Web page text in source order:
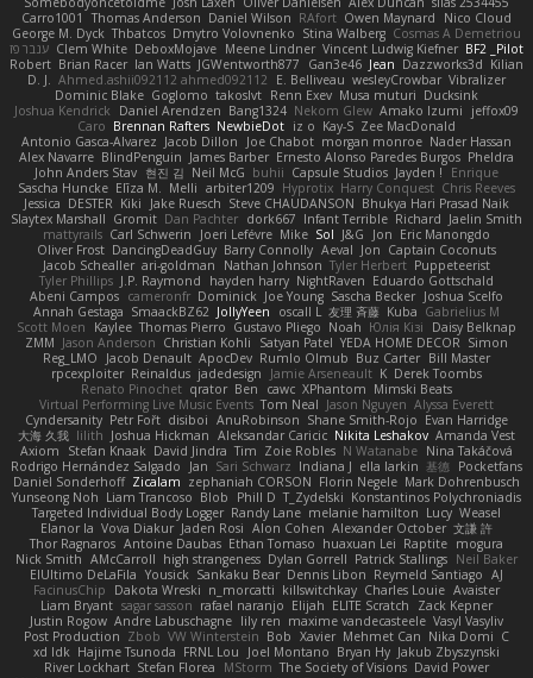
Carro1001
Thomas Anderson Daniel Wilson RAfort Owen Maynard
Nico Cloud
George M. Dyck Thbatcos Dmytro Volovnenko Stina Walberg Cosmas A Demetriou
ענבר פז Clem White DeboxMojave Meene Lindner Vincent Ludwig Kiefner BF2 _Pilot
Robert Brian Racer Ian Watts JGWentworth877 Gan3e46 Jean Dazzworks3d Kilian
D. J. Ahmed.ashii092112 ahmed092112 E. Belliveau wesleyCrowbar Vibralizer
Dominic Blake Goglomo takoslvt Renn Exev Musa muturi Ducksink
Joshua Kendrick
Daniel Arendzen Bang1324 Nekom Glew Amako Izumi
jeffox09
Caro Brennan Rafters NewbieDot iz o Kay-S Zee MacDonald
Antonio Gasca-Alvarez Jacob Dillon Joe Chabot morgan monroe Nader Hassan
Alex Navarre BlindPenguin James Barber Ernesto Alonso Paredes Burgos Pheldra
John Anders Stav 현진 김 Neil McG buhii Capsule Studios Jayden !
Enrique
Sascha Huncke Elīza M. Melli arbiter1209 Hyprotix Harry Conquest Chris Reeves
Jessica DESTER Kiki Jake Ruesch Steve CHAUDANSON Bhukya Hari Prasad Naik
Slaytex Marshall Gromit Dan Pachter dork667 Infant Terrible Richard Jaelin Smith
mattyrails Carl Schwerin Joeri Lefévre Mike Sol J&G Jon Eric Manongdo
Oliver Frost DancingDeadGuy Barry Connolly Aeval Jon Captain Coconuts
Jacob Schealler ari-goldman Nathan Johnson Tyler Herbert Puppeteerist
Tyler Phillips J.P. Raymond hayden harry NightRaven Eduardo Gottschald
Abeni Campos cameronfr Dominick Joe Young Sascha Becker Joshua Scelfo
Annah Gestaga SmaackBZ62 JollyYeen oscall L 友理 斉藤 Kuba Gabrielius M
Scott Moen
Kaylee Thomas Pierro Gustavo Pliego Noah Юлія Кізі
Daisy Belknap
ZMM Jason Anderson Christian Kohli Satyan Patel YEDA HOME DECOR Simon
Reg_LMO
Jacob Denault ApocDev Rumlo Olmub Buz Carter Bill Master
rpcexploiter Reinaldus jadedesign Jamie Arseneault K Derek Toombs
Renato Pinochet qrator Ben cawc XPhantom Mimski Beats
Virtual Performing Live Music Events Tom Neal Jason Nguyen Alyssa Everett
Cyndersanity Petr Fořt disiboi AnuRobinson Shane Smith-Rojo Evan Harridge
大海 久我 lilith Joshua Hickman Aleksandar Caricic Nikita Leshakov Amanda Vest
Axiom
Stefan Knaak David Jindra Tim Zoie Robles N Watanabe Nina Takáčová
Rodrigo Hernández Salgado
Jan Sari Schwarz Indiana J ella larkin 基德 Pocketfans
Daniel Sonderhoff Zicalam zephaniah CORSON Florin Negele Mark Dohrenbusch
Yunseong Noh Liam Trancoso Blob Phill D T_Zydelski Konstantinos Polychroniadis
Targeted Individual Body Logger Randy Lane melanie hamilton Lucy Weasel
Elanor la Vova Diakur Jaden Rosi Alon Cohen Alexander October 文謙 許
Thor Ragnaros Antoine Daubas Ethan Tomaso huaxuan Lei Raptite mogura
Nick Smith AMcCarroll high strangeness Dylan Gorrell Patrick Stallings Neil Baker
ElUltimo DeLaFila Yousick Sankaku Bear Dennis Libon Reymeld Santiago AJ
FacinusChip
Dakota Wreski n_morcatti killswitchkay Charles Louie Avaister
Liam Bryant sagar sasson rafael naranjo Elijah ELITE Scratch
Zack Kepner
Justin Rogow Andre Labuschagne lily ren maxime vandecasteele Vasyl Vasyliv
Post Production Zbob VW Winterstein Bob Xavier Mehmet Can Nika Domi C
xd Idk Hajime Tsunoda FRNL Lou Joel Montano Bryan Hy Jakub Zbyszynski
River Lockhart Stefan Florea MStorm The Society of Visions David Power